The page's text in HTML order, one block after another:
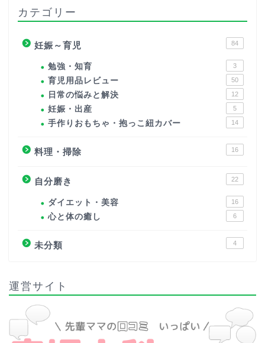
カテゴリー
妊娠～育児 84
勉強・知育 3
育児用品レビュー 50
日常の悩みと解決 12
妊娠・出産 5
手作りおもちゃ・抱っこ紐カバー 14
料理・掃除 16
自分磨き 22
ダイエット・美容 16
心と体の癒し 6
未分類 4
運営サイト